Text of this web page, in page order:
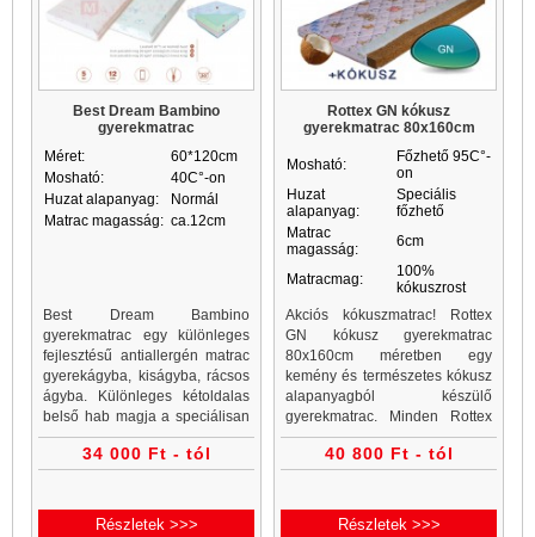
Best Dream Bambino
gyerekmatrac
Méret:
60*120cm
Mosható:
40C°-on
Huzat alapanyag:
Normál
Matrac magasság: ca.12cm
Best Dream Bambino
gyerekmatrac egy különleges
fejlesztésű antiallergén matrac
gyerekágyba, kiságyba, rácsos
ágyba. Különleges kétoldalas
belső hab magja a speciálisan
kialakított. A matrachuzat 60C°-
on mosható...
34 000 Ft - tól
Részletek >>>
Rottex GN kókusz
gyerekmatrac 80x160cm
Mosható:
Főzhető 95C°-
on
Huzat
alapanyag:
Speciális
főzhető
Matrac
magasság:
6cm
Matracmag:
100%
kókuszrost
Akciós kókuszmatrac! Rottex
GN kókusz gyerekmatrac
80x160cm méretben egy
kemény és természetes kókusz
alapanyagból készülő
gyerekmatrac. Minden Rottex
kókuszmatrac, gyerekmatrac és
gyerekmatracok a Matrac
40 800 Ft - tól
Részletek >>>